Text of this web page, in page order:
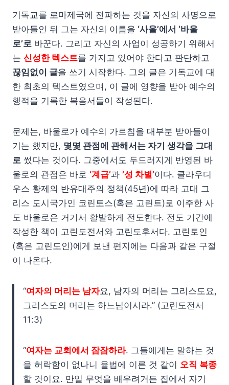
기독교를 로마제국에 전파하는 것을 자신의 사명으로
받아들인 뒤 그는 자신의 이름을 ‘사울’에서 ‘바울
로’로 바꾼다. 그리고 자신의 사업이 성공하기 위해서
는 신성한 텍스트를 가지고 있어야 한다고 판단하고
끊임없이 글을 쓰기 시작한다. 그의 글은 기독교에 대
한 최초의 텍스트였으며, 이 글에 영향을 받아 예수의
행적을 기록한 복음서들이 작성된다.
문제는, 바울로가 예수의 가르침을 대부분 받아들이
기는 했지만, 몇몇 관점에 관해서는 자기 생각을 그대
로 썼다는 것이다. 그중에서도 두드러지게 반영된 바
울로의 관점은 바로 ‘계급’과 ‘성 차별’이다. 클라우디
우스 황제의 반유대주의 정책(45년)에 따라 고대 그
리스 도시국가인 코린토스(혹은 고린트)로 이주한 사
도 바울로은 거기서 활발하게 전도한다. 전도 기간에
작성한 책이 고린도전서와 고린도후서다. 고린토인
(혹은 고린도인)에게 보낸 편지에는 다음과 같은 구절
이 나온다.
“여자의 머리는 남자요, 남자의 머리는 그리스도요,
그리스도의 머리는 하느님이시라.” (고린도전서
11:3)
“여자는 교회에서 잠잠하라. 그들에게는 말하는 것
을 허락함이 없나니 율법에 이른 것 같이 오직 복종
할 것이요. 만일 무엇을 배우려거든 집에서 자기